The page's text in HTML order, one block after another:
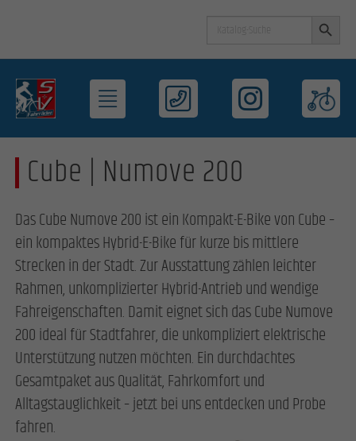
Cube | Numove 200
Das Cube Numove 200 ist ein Kompakt-E-Bike von Cube –
ein kompaktes Hybrid-E-Bike für kurze bis mittlere
Strecken in der Stadt. Zur Ausstattung zählen leichter
Rahmen, unkomplizierter Hybrid-Antrieb und wendige
Fahreigenschaften. Damit eignet sich das Cube Numove
200 ideal für Stadtfahrer, die unkompliziert elektrische
Unterstützung nutzen möchten. Ein durchdachtes
Gesamtpaket aus Qualität, Fahrkomfort und
Alltagstauglichkeit – jetzt bei uns entdecken und Probe
fahren.